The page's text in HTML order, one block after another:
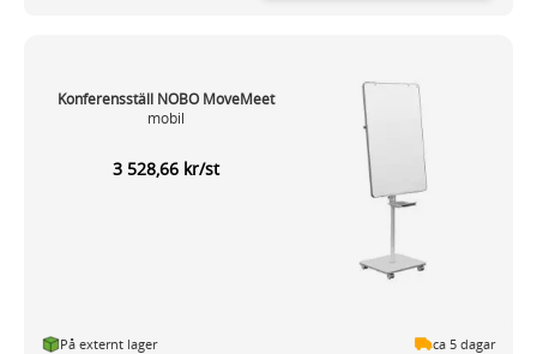
Konferensställ NOBO MoveMeet
mobil
3 528,66 kr/st
På externt lager ca 5 dagar